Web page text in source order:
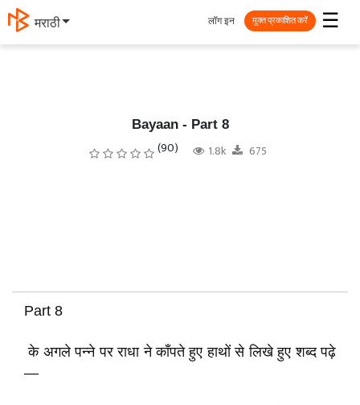
मराठी ☰
लॉग इन मुक्त प्रकाशित करें
Bayaan - Part 8
(90) 1.8k 675
Part 8
के अगले पन्ने पर राधा ने काँपते हुए हाथों से लिखे हुए शब्द पढ़े
—